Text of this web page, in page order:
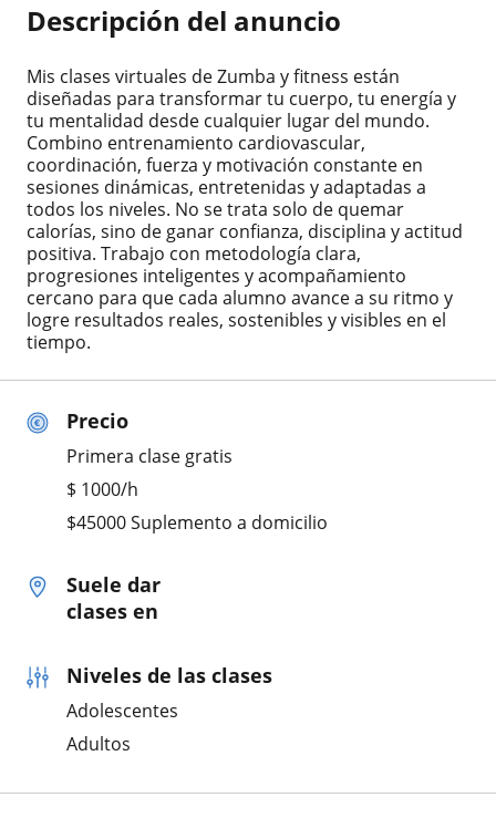
Precio
Primera clase gratis
$ 1000/h
$45000 Suplemento a domicilio
Suele dar
clases en
Niveles de las clases
Adolescentes
Adultos
Descripción del anuncio
Mis clases virtuales de Zumba y fitness están
diseñadas para transformar tu cuerpo, tu energía y
tu mentalidad desde cualquier lugar del mundo.
Combino entrenamiento cardiovascular,
coordinación, fuerza y motivación constante en
sesiones dinámicas, entretenidas y adaptadas a
todos los niveles. No se trata solo de quemar
calorías, sino de ganar confianza, disciplina y actitud
positiva. Trabajo con metodología clara,
progresiones inteligentes y acompañamiento
cercano para que cada alumno avance a su ritmo y
logre resultados reales, sostenibles y visibles en el
tiempo.